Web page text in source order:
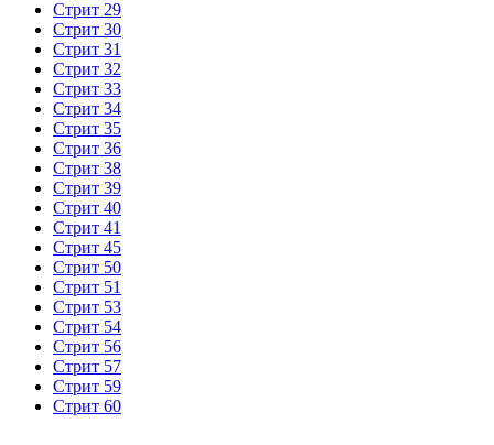
Стрит 29
Стрит 30
Стрит 31
Стрит 32
Стрит 33
Стрит 34
Стрит 35
Стрит 36
Стрит 38
Стрит 39
Стрит 40
Стрит 41
Стрит 45
Стрит 50
Стрит 51
Стрит 53
Стрит 54
Стрит 56
Стрит 57
Стрит 59
Стрит 60